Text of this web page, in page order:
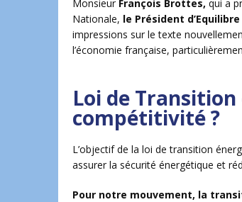
Monsieur François Brottes, qui a
Nationale, le Président
impressions sur le texte
l’économie française,
Loi de
compétitivité ?
L’objectif de la loi de transition
assurer la sécurité énergétique et
Pour notre mouvement, la